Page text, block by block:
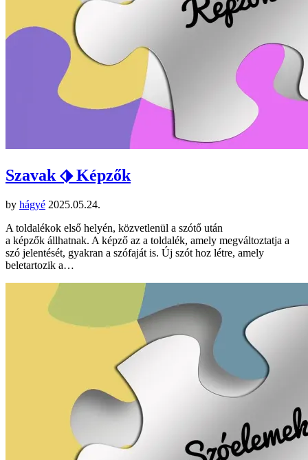
Szavak ⬗ Képzők
by hágyé 2025.05.24.
A toldalékok első helyén, közvetlenül a szótő után
a képzők állhatnak. A képző az a toldalék, amely megváltoztatja a
szó jelentését, gyakran a szófaját is. Új szót hoz létre, amely
beletartozik a…